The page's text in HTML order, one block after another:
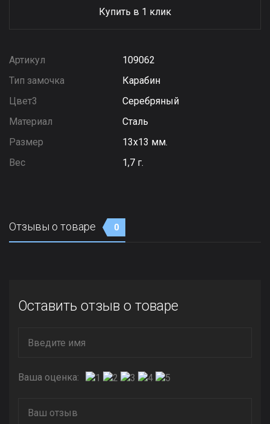
Купить в 1 клик
Артикул
109062
Тип замочка
Карабин
Цвет3
Серебряный
Материал
Сталь
Размер
13х13 мм.
Вес
1,7 г.
Отзывы о товаре 0
Оставить отзыв о товаре
Ваша оценка: